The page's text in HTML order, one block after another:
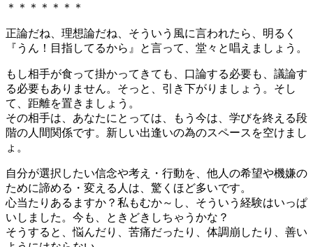
＊＊＊＊＊＊＊
正論だね、理想論だね、そういう風に言われたら、明るく
『うん！目指してるから』と言って、堂々と唱えましょう。
もし相手が食って掛かってきても、口論する必要も、議論す
る必要もありません。そっと、引き下がりましょう。そし
て、距離を置きましょう。
その相手は、あなたにとっては、もう今は、学びを終える段
階の人間関係です。新しい出逢いの為のスペースを空けまし
ょ。
自分が選択したい信念や考え・行動を、他人の希望や機嫌の
ために諦める・変える人は、驚くほど多いです。
心当たりあるますか？私もむか～し、そういう経験はいっぱ
いしました。今も、ときどきしちゃうかな？
そうすると、悩んだり、苦痛だったり、体調崩したり、善い